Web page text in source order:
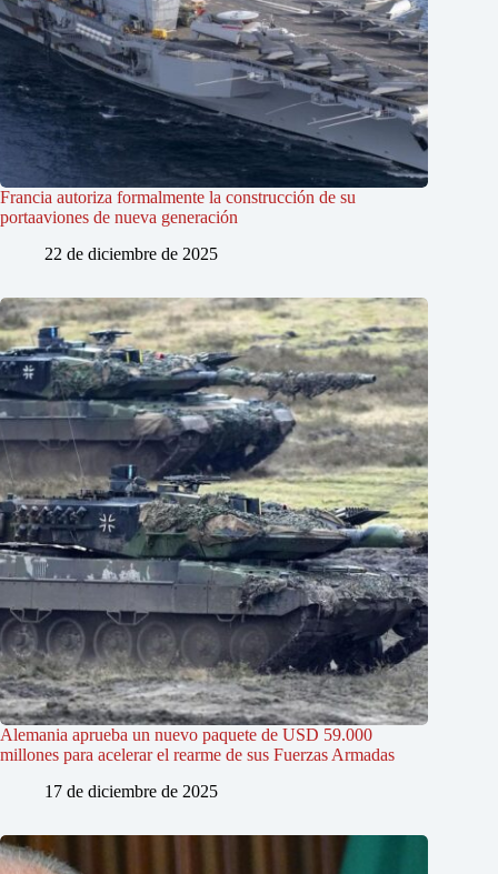
Francia autoriza formalmente la construcción de su
portaaviones de nueva generación
22 de diciembre de 2025
Alemania aprueba un nuevo paquete de USD 59.000
millones para acelerar el rearme de sus Fuerzas Armadas
17 de diciembre de 2025